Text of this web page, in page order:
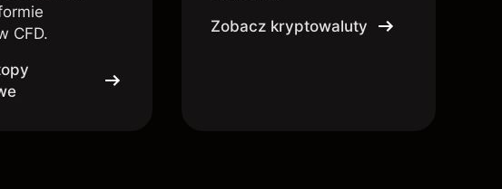
CFD.
Zobacz kryptowaluty